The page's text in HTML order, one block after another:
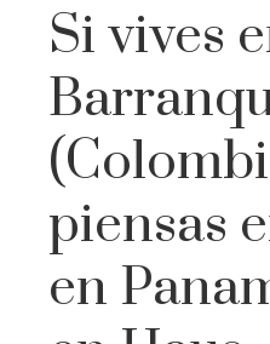
Si vives
piensas
en